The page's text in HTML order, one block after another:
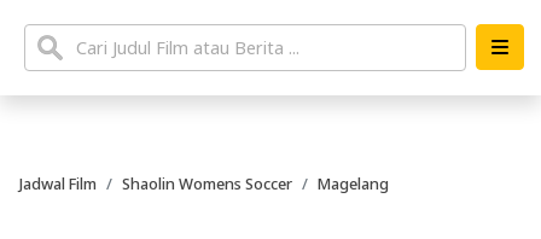
Jadwal Film Shaolin Womens Soccer Magelang